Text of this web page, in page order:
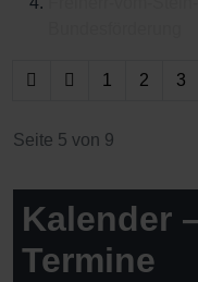
1 2 3
Seite 5 von 9
Kalender
Termine